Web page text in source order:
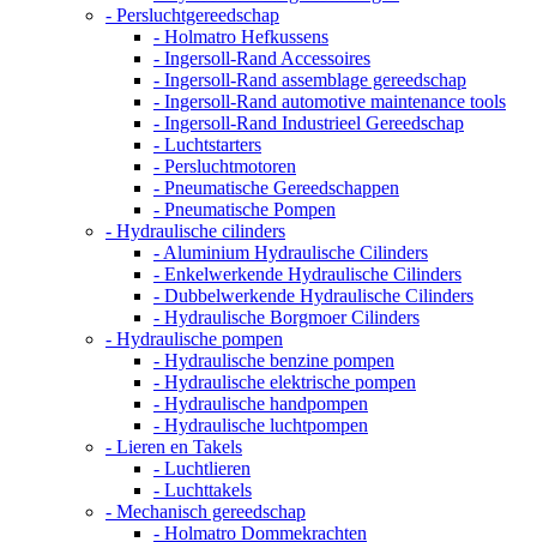
- Persluchtgereedschap
- Holmatro Hefkussens
- Ingersoll-Rand Accessoires
- Ingersoll-Rand assemblage gereedschap
- Ingersoll-Rand automotive maintenance tools
- Ingersoll-Rand Industrieel Gereedschap
- Luchtstarters
- Persluchtmotoren
- Pneumatische Gereedschappen
- Pneumatische Pompen
- Hydraulische cilinders
- Aluminium Hydraulische Cilinders
- Enkelwerkende Hydraulische Cilinders
- Dubbelwerkende Hydraulische Cilinders
- Hydraulische Borgmoer Cilinders
- Hydraulische pompen
- Hydraulische benzine pompen
- Hydraulische elektrische pompen
- Hydraulische handpompen
- Hydraulische luchtpompen
- Lieren en Takels
- Luchtlieren
- Luchttakels
- Mechanisch gereedschap
- Holmatro Dommekrachten